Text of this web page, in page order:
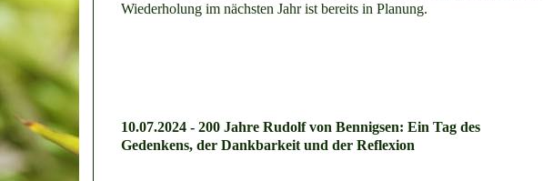
Wiederholung im nächsten Jahr ist bereits in Planung.
10.07.2024 - 200 Jahre Rudolf von Bennigsen: Ein Tag des
Gedenkens, der Dankbarkeit und der Reflexion